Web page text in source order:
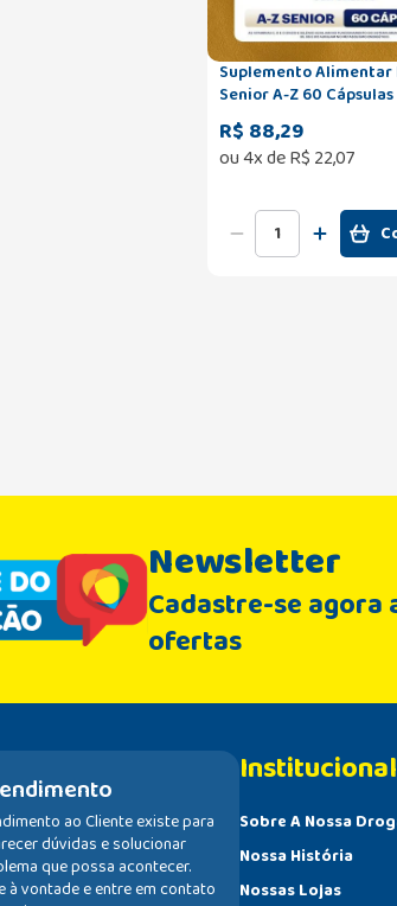
Suplemento Alimentar
Senior A-Z 60 Cápsulas
R$ 88,29
ou4x deR$ 22,07
Newsletter
Cadastre-se agora
ofertas
ao Cliente existe para
dúvidas e solucionar
que possa acontecer.
à vontade e entre em contato
Institucional
Sobre A Nossa
Nossa História
Nossas Lojas